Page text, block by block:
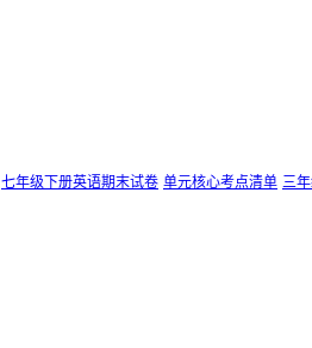
七年级下册英语期末试卷 单元核心考点清单 三